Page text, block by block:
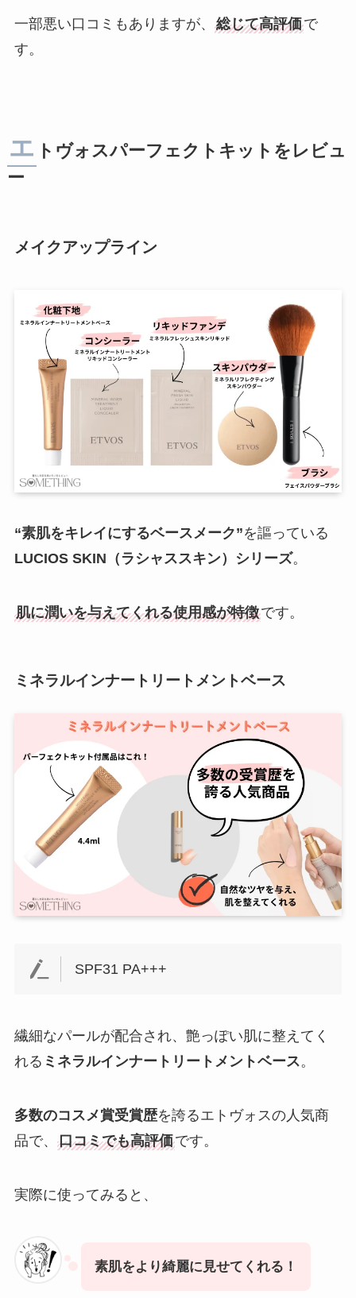
一部悪い口コミもありますが、 総じて高評価で
す。
エ トヴォスパーフェクトキットをレビュ
ー
メイクアップライン
“素肌をキレイにするベースメーク”を謳っている
LUCIOS SKIN（ラシャススキン）シリーズ。
肌に潤いを与えてくれる使用感が特徴です。
ミネラルインナートリートメントベース
SPF31 PA+++
繊細なパールが配合され、 艶っぽい肌に整えてく
れる ミネラルインナートリートメントベース。
多数のコスメ賞受賞歴を誇るエトヴォスの人気商
品で、 口コミでも高評価です。
実際に使ってみると、
素肌をより綺麗に見せてくれる！